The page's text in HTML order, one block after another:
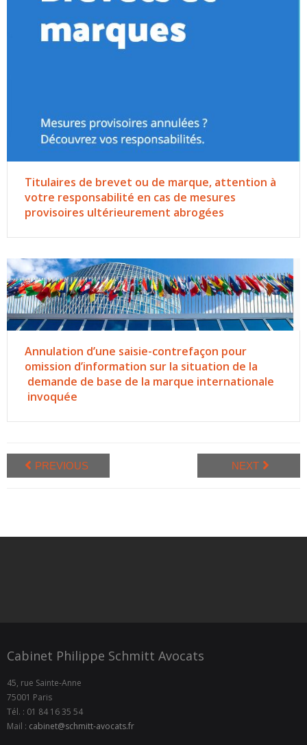
Titulaires de brevet ou de marque, attention à
votre responsabilité en cas de mesures
provisoires ultérieurement abrogées
Annulation d’une saisie-contrefaçon pour
omission d’information sur la situation de la
demande de base de la marque internationale
invoquée
PREVIOUS NEXT
Cabinet Philippe Schmitt Avocats
45, rue Sainte-Anne
75001 Paris
Tél. : 01 84 16 35 54
Mail : cabinet@schmitt-avocats.fr